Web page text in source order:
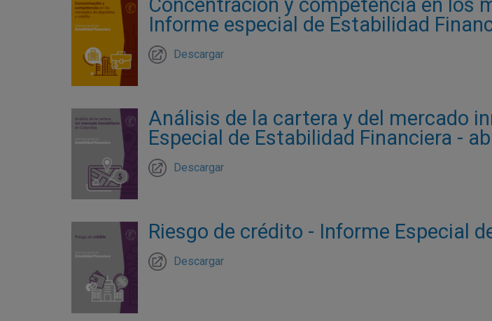
Concentración y competencia en los
Informe especial de Estabilidad
Descargar
Análisis de la cartera y del mercado
Especial de Estabilidad Financiera -
Descargar
Riesgo de crédito - Informe Especial
Descargar